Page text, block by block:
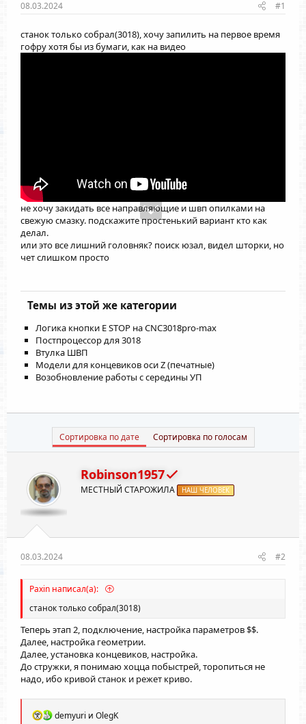
08.03.2024 #1
станок только собрал(3018), хочу запилить на первое время
гофру хотя бы из бумаги, как на видео
не хочу закидать все направляющие и швп опилками на
свежую смазку. подскажите простенький вариант кто как
делал.
или это все лишний головняк? поиск юзал, видел шторки, но
чет слишком просто
Темы из этой же категории
Логика кнопки E STOP на CNC3018pro-max
Постпроцессор для 3018
Втулка ШВП
Модели для концевиков оси Z (печатные)
Возобновление работы с середины УП
Сортировка по дате Сортировка по голосам
Robinson1957
МЕСТНЫЙ СТАРОЖИЛА НАШ ЧЕЛОВЕК
08.03.2024 #2
Paxin написал(а):
станок только собрал(3018)
Теперь этап 2, подключение, настройка параметров $$.
Далее, настройка геометрии.
Далее, установка концевиков, настройка.
До стружки, я понимаю хоцца побыстрей, торопиться не
надо, ибо кривой станок и режет криво.
Рdemyuri и OlegK